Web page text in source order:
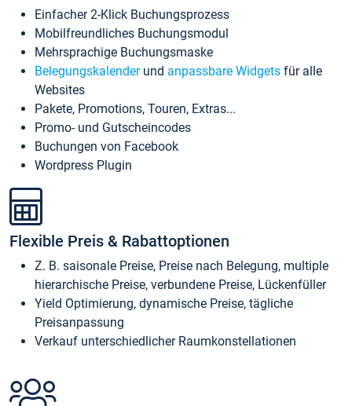
Einfacher 2-Klick Buchungsprozess
Mobilfreundliches Buchungsmodul
Mehrsprachige Buchungsmaske
Belegungskalenderund anpassbare Widgets für alle
Websites
Pakete, Promotions, Touren, Extras...
Promo- und Gutscheincodes
Buchungen von Facebook
Wordpress Plugin
Flexible Preis & Rabattoptionen
Z. B. saisonale Preise, Preise nach Belegung, multiple
hierarchische Preise, verbundene Preise, Lückenfüller
Yield Optimierung, dynamische Preise, tägliche
Preisanpassung
Verkauf unterschiedlicher Raumkonstellationen